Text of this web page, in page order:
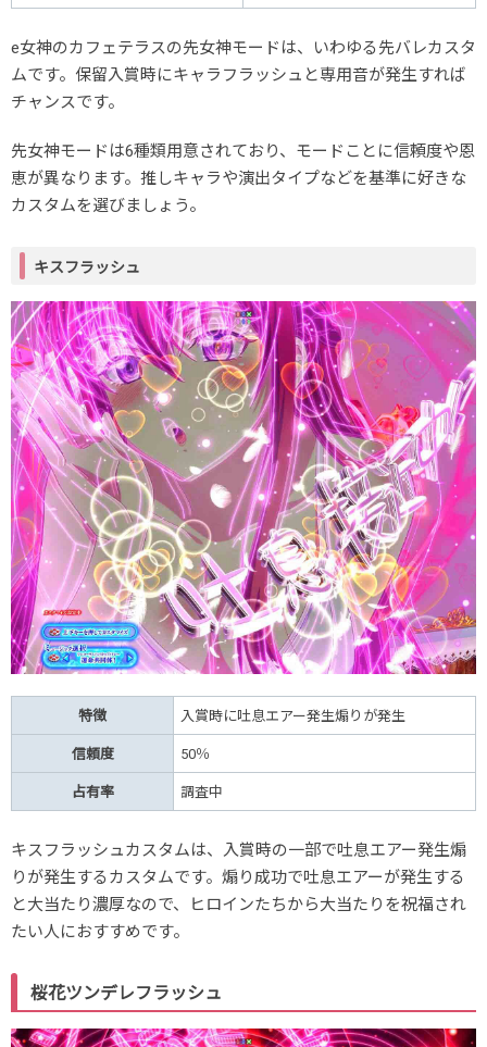
e女神のカフェテラスの先女神モードは、いわゆる先バレカスタ
ムです。保留入賞時にキャラフラッシュと専用音が発生すれば
チャンスです。
先女神モードは6種類用意されており、モードことに信頼度や恩
恵が異なります。推しキャラや演出タイプなどを基準に好きな
カスタムを選びましょう。
キスフラッシュ
特徴 入賞時に吐息エアー発生煽りが発生
信頼度 50％
占有率 調査中
キスフラッシュカスタムは、入賞時の一部で吐息エアー発生煽
りが発生するカスタムです。煽り成功で吐息エアーが発生する
と大当たり濃厚なので、ヒロインたちから大当たりを祝福され
たい人におすすめです。
桜花ツンデレフラッシュ